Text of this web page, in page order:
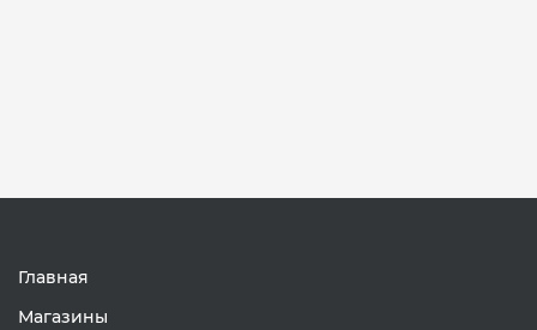
Главная
Магазины